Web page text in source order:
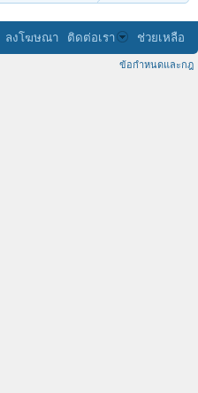
ลงโฆษณา ติดต่อเรา ช่วยเหลือ
ข้อกำหนดและกฎ